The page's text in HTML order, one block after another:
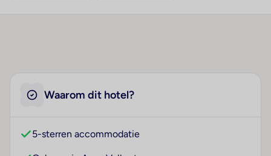
Waarom dit hotel?
5-sterren accommodatie